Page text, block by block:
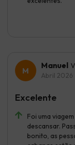
Manuel
Abril 2026
Foi uma
descansar.
bonito, as
Excelente